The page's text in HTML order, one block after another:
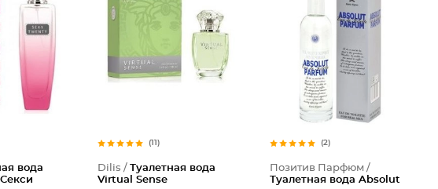
вода
(11)
Dilis / Туалетная вода
Virtual Sense
(2)
Позитив Парфюм /
Туалетная вода Absolut